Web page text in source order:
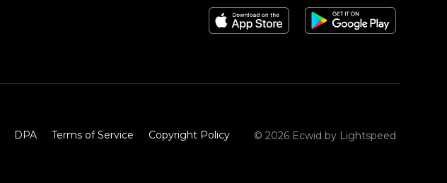
© 2026 Ecwid by Lightspeed
DPA Terms of Service Copyright Policy‎